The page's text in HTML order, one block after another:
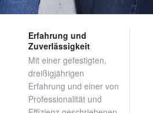
Erfahrung und
Zuverlässigkeit
Mit einer gefestigten,
dreißigjährigen
Erfahrung und einer von
Professionalität und